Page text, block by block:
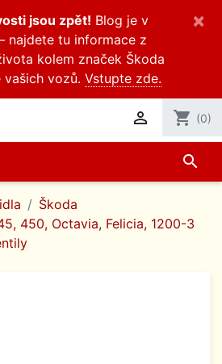
jsou zpět! Blog je v
najdete tu informace z
kolem značek Škoda
vozů. Vstupte zde.
×
 shopping_cart (0)
search
Škoda
450, Octavia, Felicia, 1200-3